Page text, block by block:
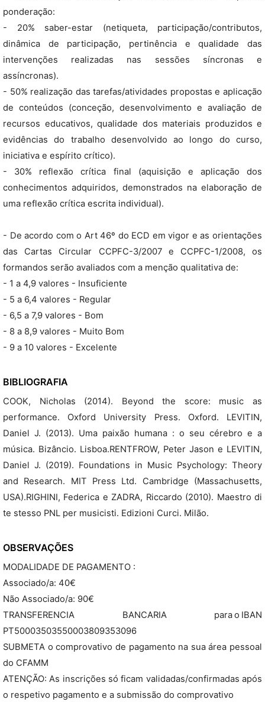
ponderação:
- 20% saber-estar (netiqueta, participação/contributos,
dinâmica de participação, pertinência e qualidade das
intervenções realizadas nas sessões síncronas e
assíncronas).
- 50% realização das tarefas/atividades propostas e aplicação
de conteúdos (conceção, desenvolvimento e avaliação de
recursos educativos, qualidade dos materiais produzidos e
evidências do trabalho desenvolvido ao longo do curso,
iniciativa e espírito crítico).
- 30% reflexão crítica final (aquisição e aplicação dos
conhecimentos adquiridos, demonstrados na elaboração de
uma reflexão crítica escrita individual).
- De acordo com o Art 46º do ECD em vigor e as orientações
das Cartas Circular CCPFC-3/2007 e CCPFC-1/2008, os
formandos serão avaliados com a menção qualitativa de:
- 1 a 4,9 valores - Insuficiente
- 5 a 6,4 valores - Regular
- 6,5 a 7,9 valores - Bom
- 8 a 8,9 valores - Muito Bom
- 9 a 10 valores - Excelente
BIBLIOGRAFIA
COOK, Nicholas (2014). Beyond the score: music as
performance. Oxford University Press. Oxford. LEVITIN,
Daniel J. (2013). Uma paixão humana : o seu cérebro e a
música. Bizâncio. Lisboa.RENTFROW, Peter Jason e LEVITIN,
Daniel J. (2019). Foundations in Music Psychology: Theory
and Research. MIT Press Ltd. Cambridge (Massachusetts,
USA).RIGHINI, Federica e ZADRA, Riccardo (2010). Maestro di
te stesso PNL per musicisti. Edizioni Curci. Milão.
OBSERVAÇÕES
MODALIDADE DE PAGAMENTO :
Associado/a: 40€
Não Associado/a: 90€
TRANSFERENCIA BANCARIA para o IBAN
PT50003503550003809353096
SUBMETA o comprovativo de pagamento na sua área pessoal
do CFAMM
ATENÇÃO: As inscrições só ficam validadas/confirmadas após
o respetivo pagamento e a submissão do comprovativo